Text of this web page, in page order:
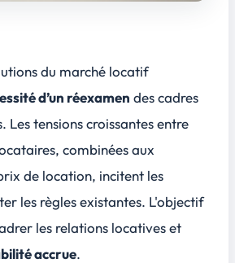
du marché locatif
d’un réexamen des cadres
Les tensions croissantes entre
, combinées aux
de location, incitent les
les règles existantes. L'objectif
les relations locatives et
accrue.